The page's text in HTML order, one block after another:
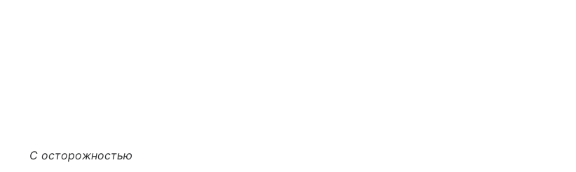
С осторожностью